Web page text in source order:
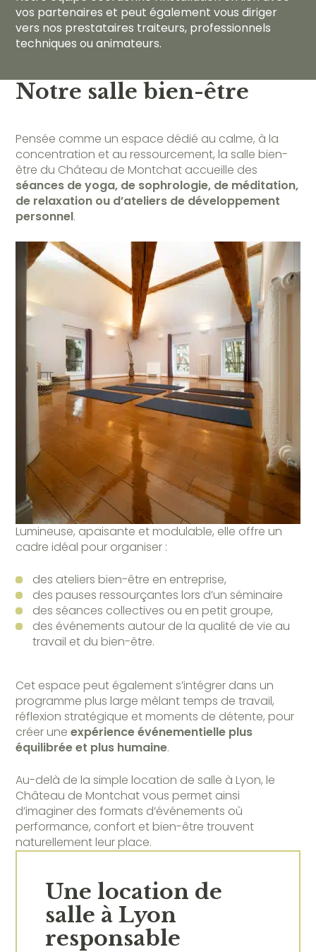
vos partenaires et peut également vous diriger
vers nos prestataires traiteurs, professionnels
techniques ou animateurs.
Notre salle bien-être
Pensée comme un espace dédié au calme, à la
concentration et au ressourcement, la salle bien-
être du Château de Montchat accueille des
séances de yoga, de sophrologie, de méditation,
de relaxation ou d’ateliers de développement
personnel.
Lumineuse, apaisante et modulable, elle offre un
cadre idéal pour organiser :
des ateliers bien-être en entreprise,
des pauses ressourçantes lors d’un séminaire
des séances collectives ou en petit groupe,
des événements autour de la qualité de vie au
travail et du bien-être.
Cet espace peut également s’intégrer dans un
programme plus large mêlant temps de travail,
réflexion stratégique et moments de détente, pour
créer uneexpérience événementielle plus
équilibrée et plus humaine.
Au-delà de la simple location de salle à Lyon, le
Château de Montchat vous permet ainsi
d’imaginer des formats d’événements où
performance, confort et bien-être trouvent
naturellement leur place.
Une location de
salle à Lyon
responsable